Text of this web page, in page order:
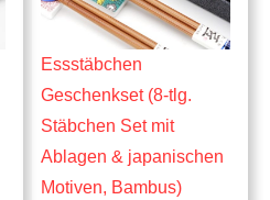
Essstäbchen
Geschenkset (8-tlg.
Stäbchen Set mit
Ablagen & japanischen
Motiven, Bambus)